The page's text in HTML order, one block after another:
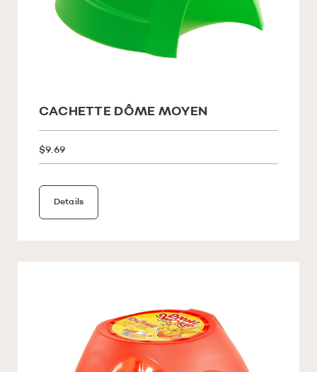
CACHETTE DÔME MOYEN
$9.69
Details